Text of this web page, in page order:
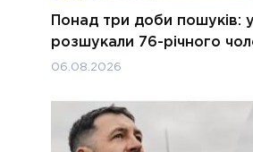
Понад три доби пошуків: у
розшукали 76-річного
06.08.2026